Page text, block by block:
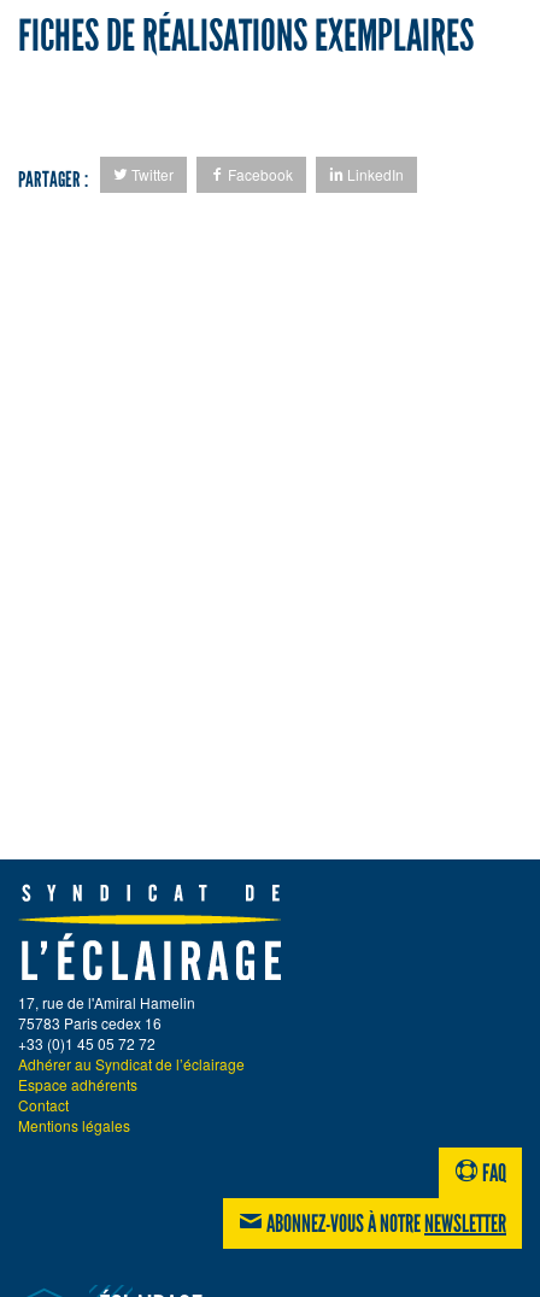
FICHES DE RÉALISATIONS EXEMPLAIRES
PARTAGER : Twitter Facebook LinkedIn
17, rue de l'Amiral Hamelin
75783 Paris cedex 16
+33 (0)1 45 05 72 72
Adhérer au Syndicat de l’éclairage
Espace adhérents
Contact
Mentions légales
FAQ
ABONNEZ-VOUS À NOTRENEWSLETTER